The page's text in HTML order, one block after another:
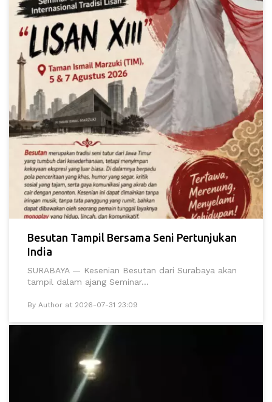
Besutan Tampil Bersama Seni Pertunjukan
India
SURABAYA — Kesenian Besutan dari Surabaya akan
tampil dalam ajang Seminar...
By Author at 2026-07-31 23:09